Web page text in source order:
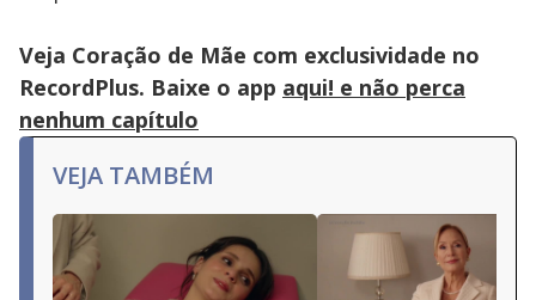
Veja Coração de Mãe com exclusividade no
RecordPlus. Baixe o app aqui! e não perca
nenhum capítulo
VEJA TAMBÉM